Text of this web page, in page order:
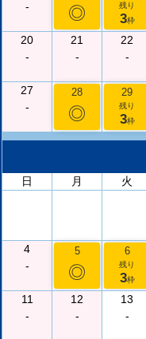
- ◎ 残り
3枠
20
-
21
-
22
-
27
-
28
◎
29
残り
3枠
日
月 火
4
-
5
◎
6
残り
3枠
11
-
12
-
13
-